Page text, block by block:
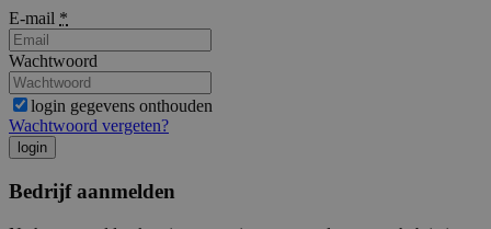
E-mail *
Wachtwoord
login gegevens onthouden
Wachtwoord vergeten?
login
Bedrijf aanmelden